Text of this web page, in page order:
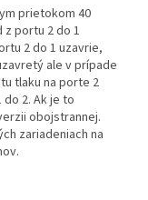
prietokom 40
z portu 2 do 1
2 do 1 uzavrie,
ale v prípade
tlaku na porte 2
2. Ak je to
obojstrannej.
zariadeniach na